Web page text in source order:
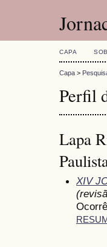
CAPA
Capa >
Perfil
Lapa
XIV